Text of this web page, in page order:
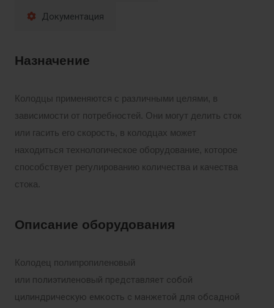
Документация
Назначение
Колодцы применяются с различными целями, в
зависимости от потребностей. Они могут делить сток
или гасить его скорость, в колодцах может
находиться технологическое оборудование, которое
способствует регулированию количества и качества
стока.
Описание оборудования
Колодец полипропиленовый
или полиэтиленовый представляет собой
цилиндрическую емкость с манжетой для обсадной